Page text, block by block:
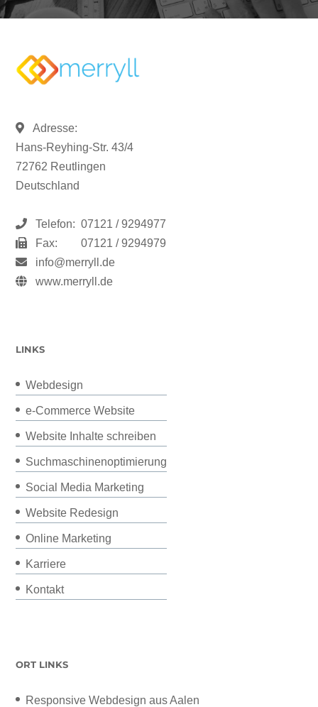
Adresse:
Hans-Reyhing-Str. 43/4
72762 Reutlingen
Deutschland
Telefon: 07121 / 9294977
Fax:
07121 / 9294979
info@merryll.de
www.merryll.de
LINKS
Webdesign
e-Commerce Website
Website Inhalte schreiben
Suchmaschinenoptimierung
Social Media Marketing
Website Redesign
Online Marketing
Karriere
Kontakt
ORT LINKS
Responsive Webdesign aus Aalen